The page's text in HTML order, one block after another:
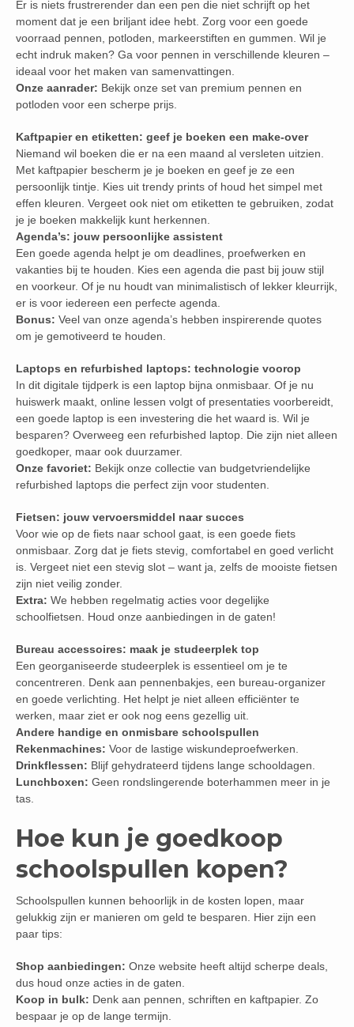
Er is niets frustrerender dan een pen die niet schrijft op het
moment dat je een briljant idee hebt. Zorg voor een goede
voorraad pennen, potloden, markeerstiften en gummen. Wil je
echt indruk maken? Ga voor pennen in verschillende kleuren –
ideaal voor het maken van samenvattingen.
Onze aanrader: Bekijk onze set van premium pennen en
potloden voor een scherpe prijs.
Kaftpapier en etiketten: geef je boeken een make-over
Niemand wil boeken die er na een maand al versleten uitzien.
Met kaftpapier bescherm je je boeken en geef je ze een
persoonlijk tintje. Kies uit trendy prints of houd het simpel met
effen kleuren. Vergeet ook niet om etiketten te gebruiken, zodat
je je boeken makkelijk kunt herkennen.
Agenda’s: jouw persoonlijke assistent
Een goede agenda helpt je om deadlines, proefwerken en
vakanties bij te houden. Kies een agenda die past bij jouw stijl
en voorkeur. Of je nu houdt van minimalistisch of lekker kleurrijk,
er is voor iedereen een perfecte agenda.
Bonus: Veel van onze agenda’s hebben inspirerende quotes
om je gemotiveerd te houden.
Laptops en refurbished laptops: technologie voorop
In dit digitale tijdperk is een laptop bijna onmisbaar. Of je nu
huiswerk maakt, online lessen volgt of presentaties voorbereidt,
een goede laptop is een investering die het waard is. Wil je
besparen? Overweeg een refurbished laptop. Die zijn niet alleen
goedkoper, maar ook duurzamer.
Onze favoriet: Bekijk onze collectie van budgetvriendelijke
refurbished laptops die perfect zijn voor studenten.
Fietsen: jouw vervoersmiddel naar succes
Voor wie op de fiets naar school gaat, is een goede fiets
onmisbaar. Zorg dat je fiets stevig, comfortabel en goed verlicht
is. Vergeet niet een stevig slot – want ja, zelfs de mooiste fietsen
zijn niet veilig zonder.
Extra: We hebben regelmatig acties voor degelijke
schoolfietsen. Houd onze aanbiedingen in de gaten!
Bureau accessoires: maak je studeerplek top
Een georganiseerde studeerplek is essentieel om je te
concentreren. Denk aan pennenbakjes, een bureau-organizer
en goede verlichting. Het helpt je niet alleen efficiënter te
werken, maar ziet er ook nog eens gezellig uit.
Andere handige en onmisbare schoolspullen
Rekenmachines: Voor de lastige wiskundeproefwerken.
Drinkflessen: Blijf gehydrateerd tijdens lange schooldagen.
Lunchboxen: Geen rondslingerende boterhammen meer in je
tas.
Hoe kun je goedkoop
schoolspullen kopen?
Schoolspullen kunnen behoorlijk in de kosten lopen, maar
gelukkig zijn er manieren om geld te besparen. Hier zijn een
paar tips:
Shop aanbiedingen: Onze website heeft altijd scherpe deals,
dus houd onze acties in de gaten.
Koop in bulk: Denk aan pennen, schriften en kaftpapier. Zo
bespaar je op de lange termijn.